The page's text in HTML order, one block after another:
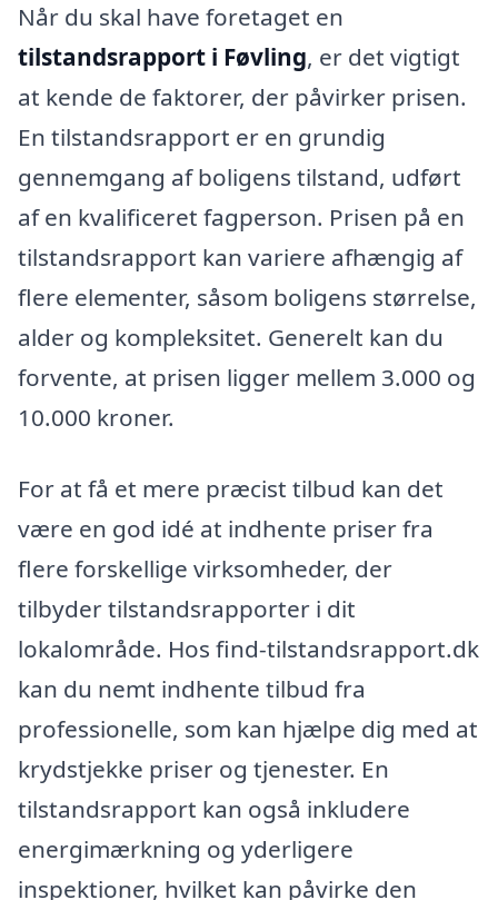
Når du skal have foretaget en
tilstandsrapport i Føvling, er det vigtigt
at kende de faktorer, der påvirker prisen.
En tilstandsrapport er en grundig
gennemgang af boligens tilstand, udført
af en kvalificeret fagperson. Prisen på en
tilstandsrapport kan variere afhængig af
flere elementer, såsom boligens størrelse,
alder og kompleksitet. Generelt kan du
forvente, at prisen ligger mellem 3.000 og
10.000 kroner.
For at få et mere præcist tilbud kan det
være en god idé at indhente priser fra
flere forskellige virksomheder, der
tilbyder tilstandsrapporter i dit
lokalområde. Hos find-tilstandsrapport.dk
kan du nemt indhente tilbud fra
professionelle, som kan hjælpe dig med at
krydstjekke priser og tjenester. En
tilstandsrapport kan også inkludere
energimærkning og yderligere
inspektioner, hvilket kan påvirke den